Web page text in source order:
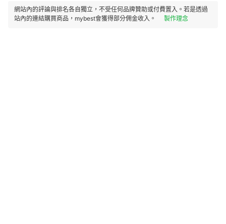
網站內的評論與排名各自獨立，不受任何品牌贊助或付費置入。若是透過
站內的連結購買商品，mybest會獲得部分佣金收入。
製作理念